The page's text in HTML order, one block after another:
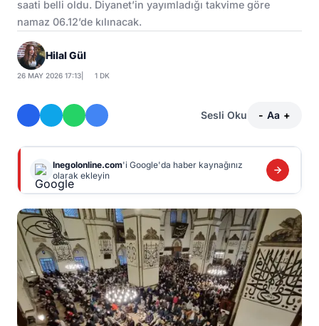
saati belli oldu. Diyanet’in yayımladığı takvime göre
namaz 06.12’de kılınacak.
Hilal Gül
26 MAY 2026 17:13 1 DK
Sesli Oku - Aa +
Inegolonline.com'i Google'da haber kaynağınız
olarak ekleyin